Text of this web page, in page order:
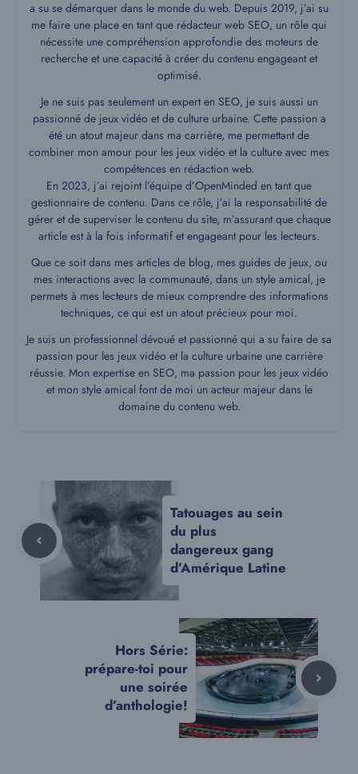
a su se démarquer dans le monde du web. Depuis 2019, j’ai su
me faire une place en tant que rédacteur web SEO, un rôle qui
nécessite une compréhension approfondie des moteurs de
recherche et une capacité à créer du contenu engageant et
optimisé.
Je ne suis pas seulement un expert en SEO, je suis aussi un
passionné de jeux vidéo et de culture urbaine. Cette passion a
été un atout majeur dans ma carrière, me permettant de
combiner mon amour pour les jeux vidéo et la culture avec mes
compétences en rédaction web.
En 2023, j’ai rejoint l’équipe d’OpenMinded en tant que
gestionnaire de contenu. Dans ce rôle, j’ai la responsabilité de
gérer et de superviser le contenu du site, m’assurant que chaque
article est à la fois informatif et engageant pour les lecteurs.
Que ce soit dans mes articles de blog, mes guides de jeux, ou
mes interactions avec la communauté, dans un style amical, je
permets à mes lecteurs de mieux comprendre des informations
techniques, ce qui est un atout précieux pour moi.
Je suis un professionnel dévoué et passionné qui a su faire de sa
passion pour les jeux vidéo et la culture urbaine une carrière
réussie. Mon expertise en SEO, ma passion pour les jeux vidéo
et mon style amical font de moi un acteur majeur dans le
domaine du contenu web.
Tatouages au sein
du plus
dangereux gang
d’Amérique Latine
Hors Série:
prépare-toi pour
une soirée
d’anthologie!